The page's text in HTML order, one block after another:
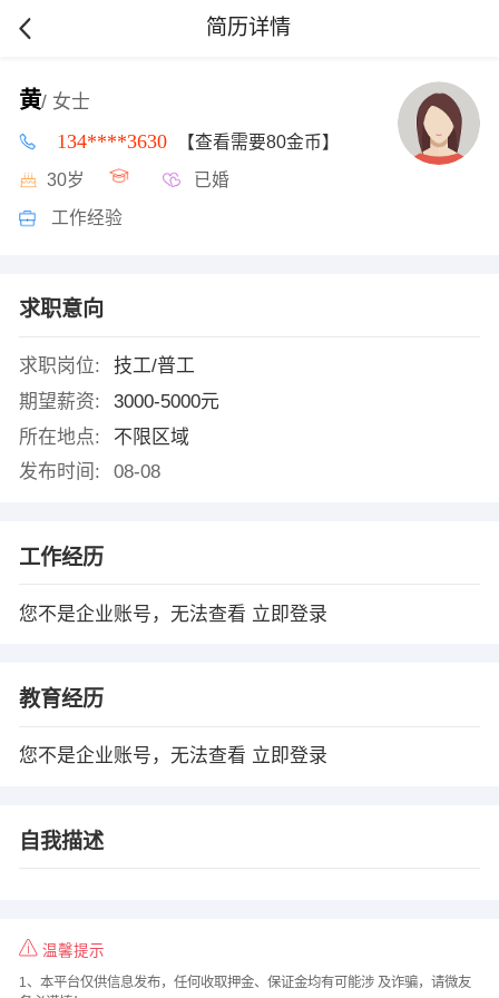
简历详情
黄/ 女士
134****3630 【查看需要80金币】
30岁 已婚
工作经验
求职意向
求职岗位:
技工/普工
期望薪资:
3000-5000元
所在地点:
不限区域
发布时间:
08-08
工作经历
您不是企业账号，无法查看 立即登录
教育经历
您不是企业账号，无法查看 立即登录
自我描述
温馨提示
1、本平台仅供信息发布，任何收取押金、保证金均有可能涉 及诈骗，请微友